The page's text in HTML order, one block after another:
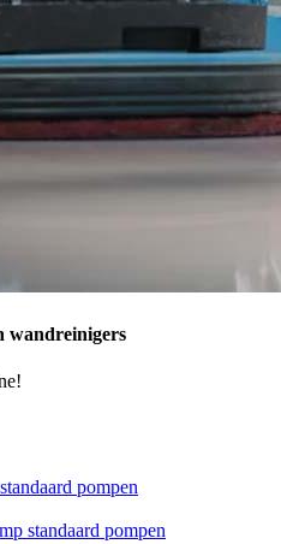
wandreinigers
pompen
standaard pompen